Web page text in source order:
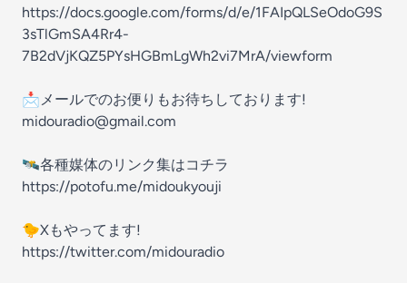
https://docs.google.com/forms/d/e/1FAIpQLSeOdoG9S
3sTlGmSA4Rr4-
7B2dVjKQZ5PYsHGBmLgWh2vi7MrA/viewform
📩メールでのお便りもお待ちしております!
midouradio@gmail.com
🛰️各種媒体のリンク集はコチラ
https://potofu.me/midoukyouji
🐤Xもやってます!
https://twitter.com/midouradio